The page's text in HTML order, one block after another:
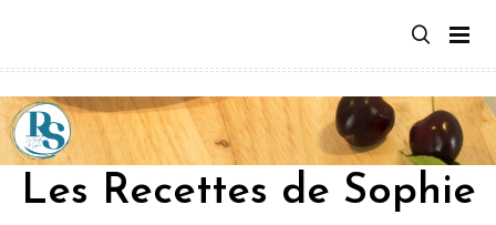
contenu
Les Recettes de Sophie